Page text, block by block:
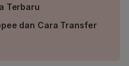
Terbaru
dan Cara Transfer